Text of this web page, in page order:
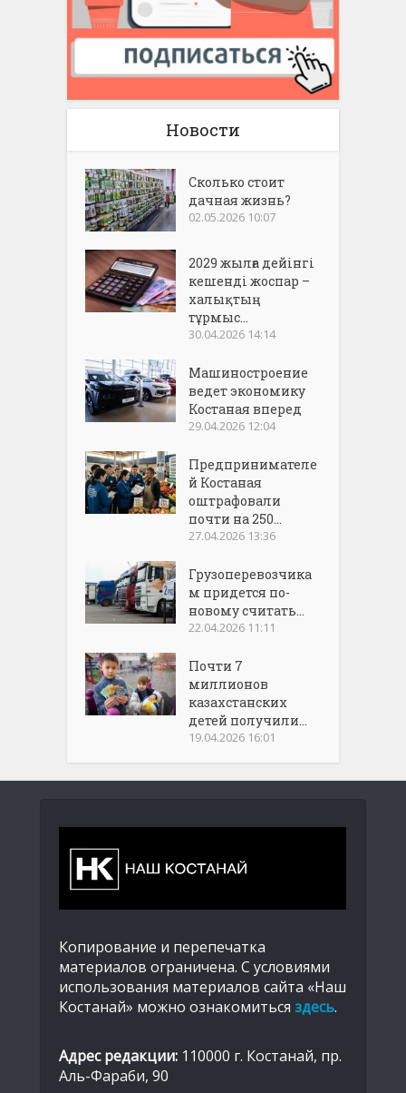
Новости
Сколько стоит
дачная жизнь?
02.05.2026 10:07
2029 жылға дейінгі
кешенді жоспар –
халықтың
тұрмыс...
30.04.2026 14:14
Машиностроение
ведет экономику
Костаная вперед
29.04.2026 12:04
Предпринимателе
й Костаная
оштрафовали
почти на 250...
27.04.2026 13:36
Грузоперевозчика
м придется по-
новому считать...
22.04.2026 11:11
Почти 7
миллионов
казахстанских
детей получили...
19.04.2026 16:01
Копирование и перепечатка
материалов ограничена. С условиями
использования материалов сайта «Наш
Костанай» можно ознакомиться здесь.
Адрес редакции: 110000 г. Костанай, пр.
Аль-Фараби, 90